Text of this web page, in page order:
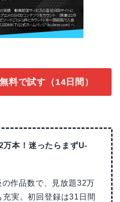
料で試す（14日間）
本！迷ったらまずU-
作品数で、見放題32万
実。初回登録は31日間